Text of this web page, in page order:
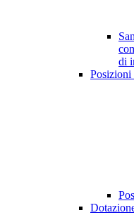
di
Posizioni